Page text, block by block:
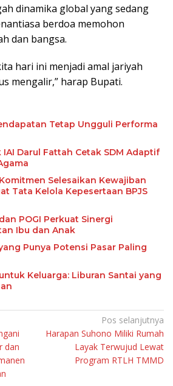
dinamika global yang sedang
berdoa memohon
dan bangsa.
hari ini menjadi amal jariyah
mengalir,” harap Bupati.
Tetap Ungguli Performa
IAI Darul Fattah Cetak SDM Adaptif
Selesaikan Kewajiban
Tata Kelola Kepesertaan BPJS
POGI Perkuat Sinergi
Ibu dan Anak
Punya Potensi Pasar Paling
Keluarga: Liburan Santai yang
dan
Pos selanjutnya
Harapan Suhono Miliki Rumah
Layak Terwujud Lewat
Program RTLH TMMD